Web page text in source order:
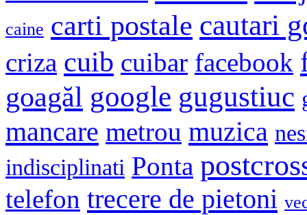
caine carti postale cautari
criza cuib cuibar facebook
goagăl google gugustiuc
mancare metrou muzica
indisciplinati Ponta
telefon trecere de pietoni